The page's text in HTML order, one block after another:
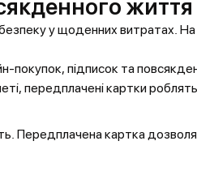
життя
у щоденних витратах.
покупок, підписок та
передплачені картки
Передплачена картка